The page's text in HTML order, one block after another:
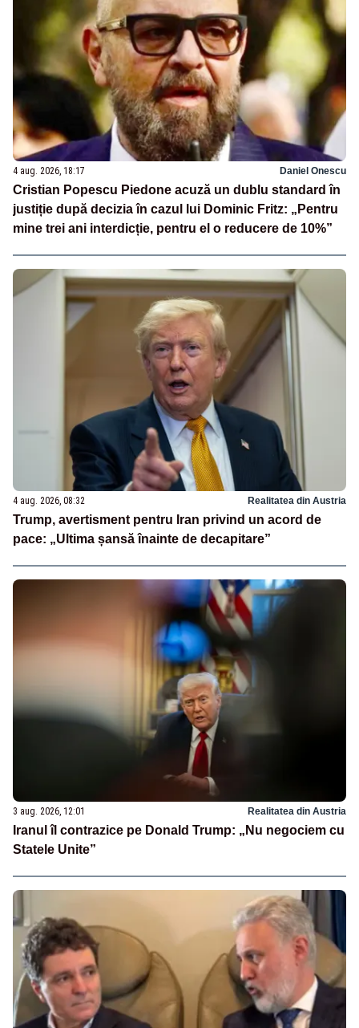
4 aug. 2026, 18:17 Daniel Onescu
Cristian Popescu Piedone acuză un dublu standard în
justiție după decizia în cazul lui Dominic Fritz: „Pentru
mine trei ani interdicție, pentru el o reducere de 10%”
4 aug. 2026, 08:32 Realitatea din Austria
Trump, avertisment pentru Iran privind un acord de
pace: „Ultima șansă înainte de decapitare”
3 aug. 2026, 12:01 Realitatea din Austria
Iranul îl contrazice pe Donald Trump: „Nu negociem cu
Statele Unite”